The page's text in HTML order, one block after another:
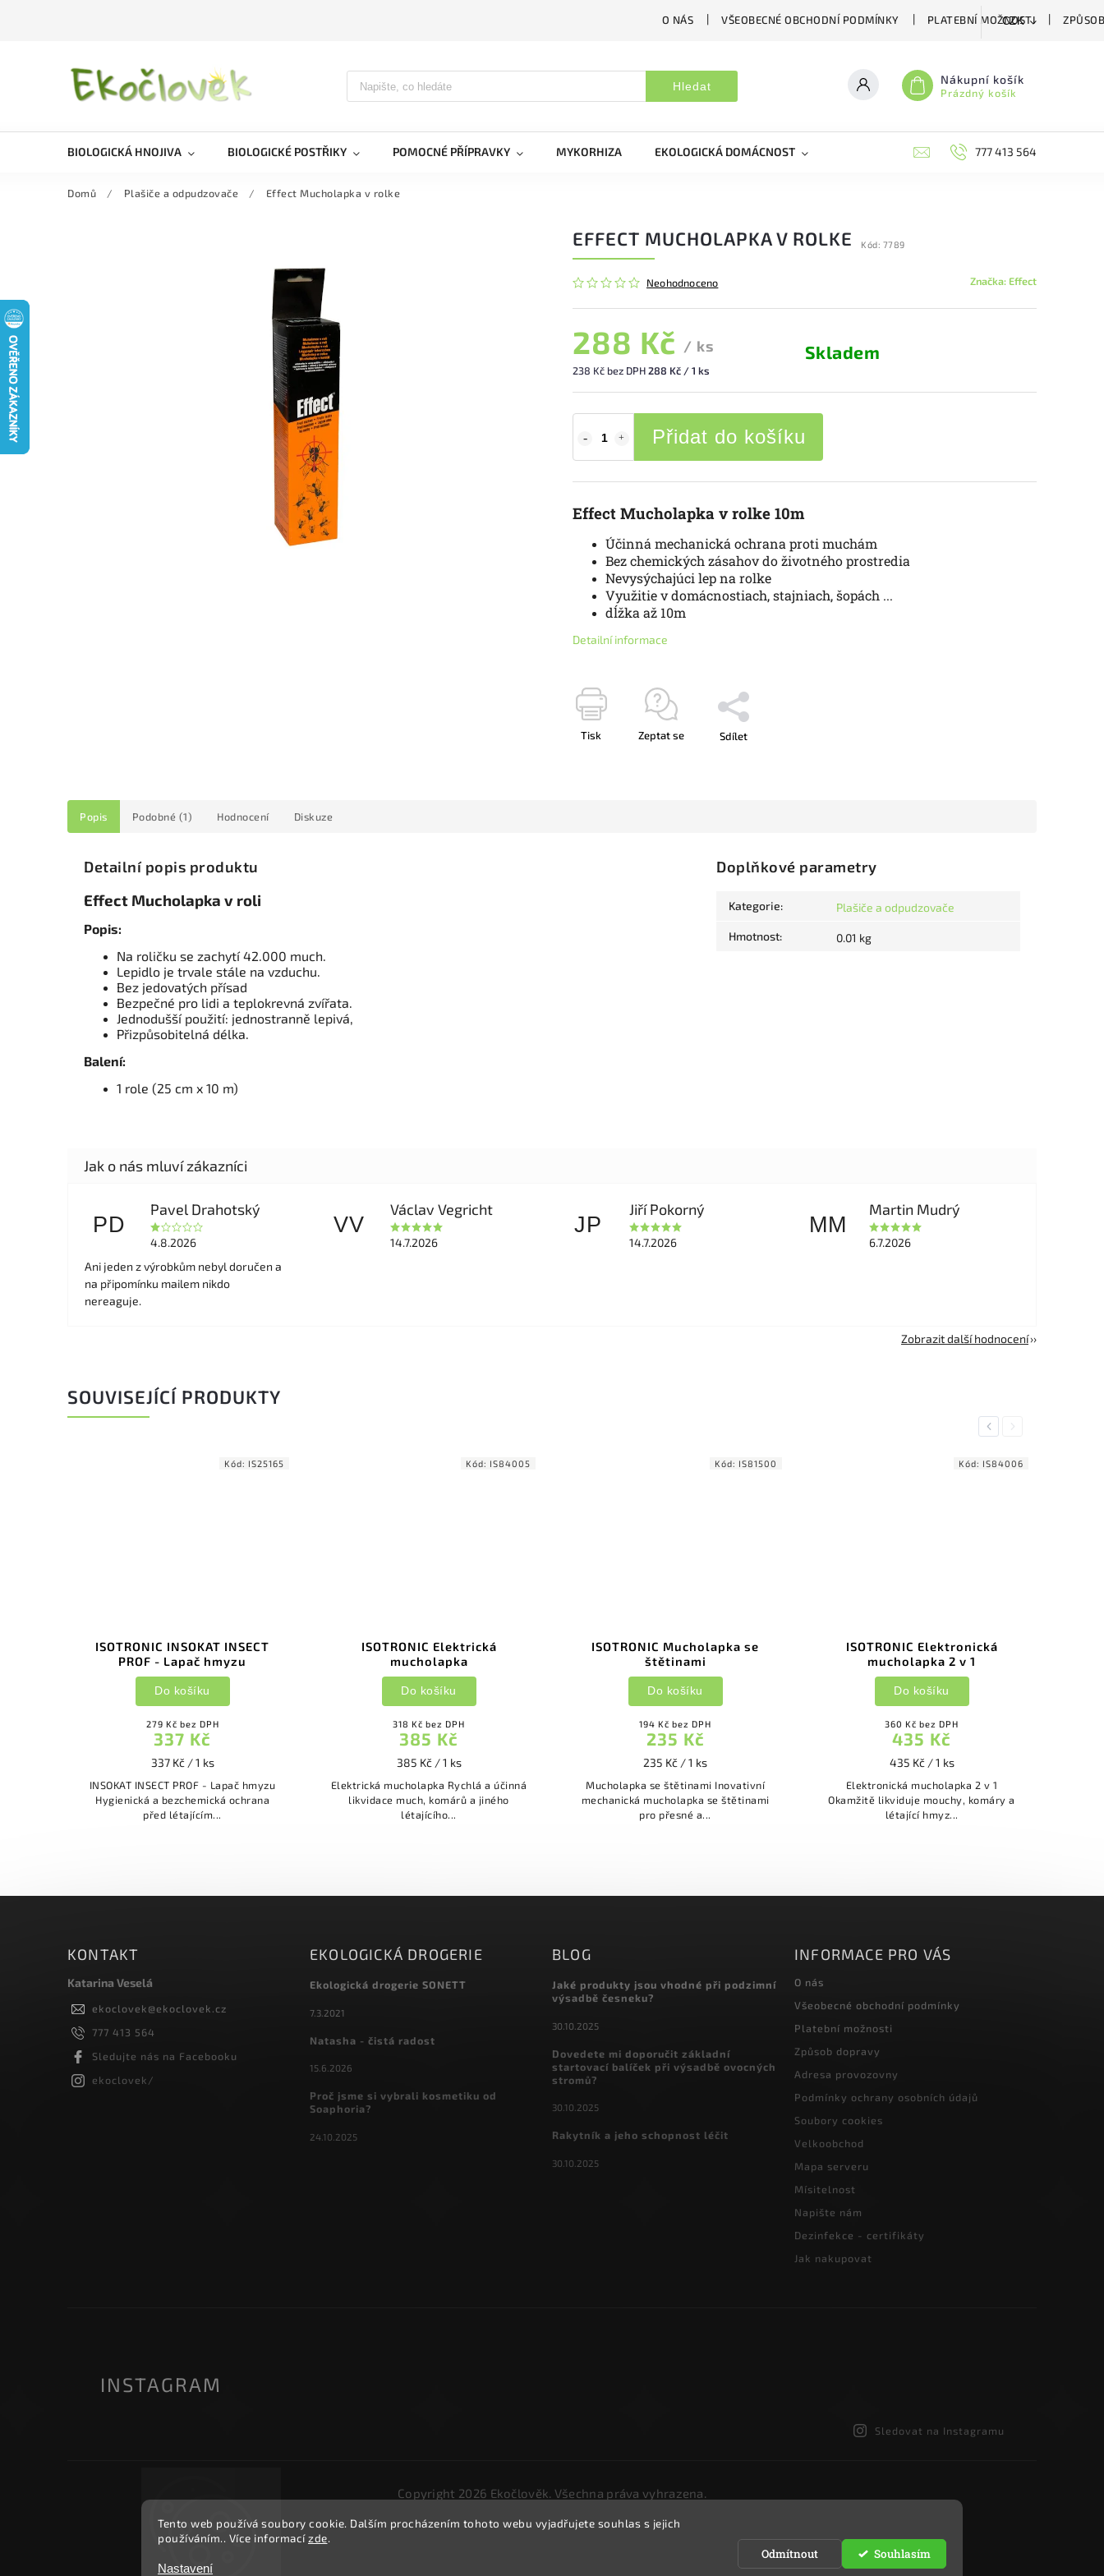
Tento web používá soubory cookie. Dalším procházením tohoto webu vyjadřujete souhlas s jejich
používáním.. Více informacízde.
Nastavení
Odmítnout Souhlasím
O NÁS VŠEOBECNÉ OBCHODNÍ PODMÍNKY PLATEBNÍ MOŽNOSTI
CZK
Hledat Nákupní košík
Prázdný košík
BIOLOGICKÁ HNOJIVA BIOLOGICKÉ POSTŘIKY POMOCNÉ PŘÍPRAVKY MYKORHIZA EKOLOGICKÁ DOMÁCNOST BIOAGENS777 413 564
Domů / Plašiče a odpudzovače / Effect Mucholapka v rolke
EFFECT MUCHOLAPKA V ROLKE Kód: 7789
Neohodnoceno Značka: Effect
288 Kč / ks
238 Kč bez DPH288 Kč / 1 ks
Skladem
Přidat do košíku
Effect Mucholapka v rolke 10m
Účinná mechanická ochrana proti muchám
Bez chemických zásahov do životného prostredia
Nevysýchajúci lep na rolke
Využitie v domácnostiach, stajniach, šopách ...
dĺžka až 10m
Detailní informace
Tisk Zeptat se Sdílet
Popis Podobné (1) Hodnocení Diskuze
Detailní popis produktu
Effect Mucholapka v roli
Popis:
Na roličku se zachytí 42.000 much.
Lepidlo je trvale stále na vzduchu.
Bez jedovatých přísad
Bezpečné pro lidi a teplokrevná zvířata.
Jednodušší použití: jednostranně lepivá,
Přizpůsobitelná délka.
Balení:
1 role (25 cm x 10 m)
Doplňkové parametry
Kategorie: Plašiče a odpudzovače
Hmotnost: 0.01 kg
PD
Pavel Drahotský
4.8.2026
Ani jeden z výrobkům nebyl doručen a
na připomínku mailem nikdo
nereaguje.
VV
Václav Vegricht
14.7.2026
JP
Jiří Pokorný
14.7.2026
MM
Martin Mudrý
6.7.2026
Zobrazit další hodnocení
SOUVISEJÍCÍ PRODUKTY
Previous
ISOTRONIC INSOKAT INSECT
PROF - Lapač hmyzu
279 Kč bez DPH
337 Kč
337 Kč / 1 ks
Do košíku
INSOKAT INSECT PROF - Lapač hmyzu
Hygienická a bezchemická ochrana
před létajícím...
Kód: IS25165
ISOTRONIC Elektrická
mucholapka
318 Kč bez DPH
385 Kč
385 Kč / 1 ks
Do košíku
Elektrická mucholapka Rychlá a účinná
likvidace much, komárů a jiného
létajícího...
Kód: IS84005
ISOTRONIC Mucholapka se
štětinami
194 Kč bez DPH
235 Kč
235 Kč / 1 ks
Do košíku
Mucholapka se štětinami Inovativní
mechanická mucholapka se štětinami
pro přesné a...
Kód: IS81500
ISOTRONIC Elektronická
mucholapka 2 v 1
360 Kč bez DPH
435 Kč
435 Kč / 1 ks
Do košíku
Elektronická mucholapka 2 v 1
Okamžitě likviduje mouchy, komáry a
létající hmyz...
Kód: IS84006
Next
KONTAKT
Katarina Veselá
ekoclovek@ekoclovek.cz
777 413 564
Sledujte nás na Facebooku
ekoclovek/
EKOLOGICKÁ DROGERIE
Ekologická drogerie SONETT
7.3.2021
Natasha - čistá radost
15.6.2026
Proč jsme si vybrali kosmetiku od
Soaphoria?
24.10.2025
BLOG
Jaké produkty jsou vhodné při podzimní
výsadbě česneku?
30.10.2025
Dovedete mi doporučit základní
startovací balíček při výsadbě ovocných
stromů?
30.10.2025
Rakytník a jeho schopnost léčit
30.10.2025
INFORMACE PRO VÁS
O nás
Všeobecné obchodní podmínky
Platební možnosti
Způsob dopravy
Adresa provozovny
Podmínky ochrany osobních údajů
Soubory cookies
Velkoobchod
Mapa serveru
Mísitelnost
Napište nám
Dezinfekce - certifikáty
Jak nakupovat
INSTAGRAM
Sledovat na Instagramu
Copyright 2026 Ekočlověk. Všechna práva vyhrazena.